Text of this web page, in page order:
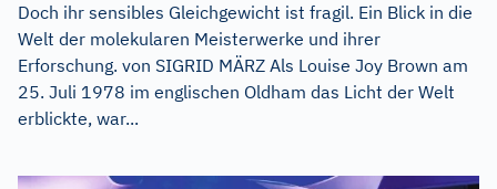
Doch ihr sensibles Gleichgewicht ist fragil. Ein Blick in die
Welt der molekularen Meisterwerke und ihrer
Erforschung. von SIGRID MÄRZ Als Louise Joy Brown am
25. Juli 1978 im englischen Oldham das Licht der Welt
erblickte, war...